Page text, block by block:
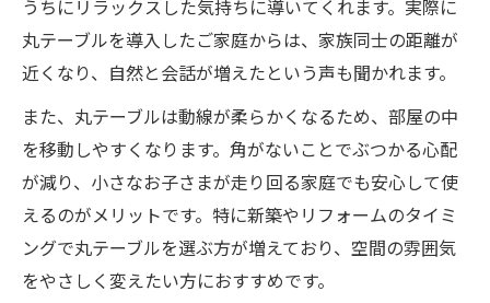
うちにリラックスした気持ちに導いてくれます。実際に
丸テーブルを導入したご家庭からは、家族同士の距離が
近くなり、自然と会話が増えたという声も聞かれます。
また、丸テーブルは動線が柔らかくなるため、部屋の中
を移動しやすくなります。角がないことでぶつかる心配
が減り、小さなお子さまが走り回る家庭でも安心して使
えるのがメリットです。特に新築やリフォームのタイミ
ングで丸テーブルを選ぶ方が増えており、空間の雰囲気
をやさしく変えたい方におすすめです。